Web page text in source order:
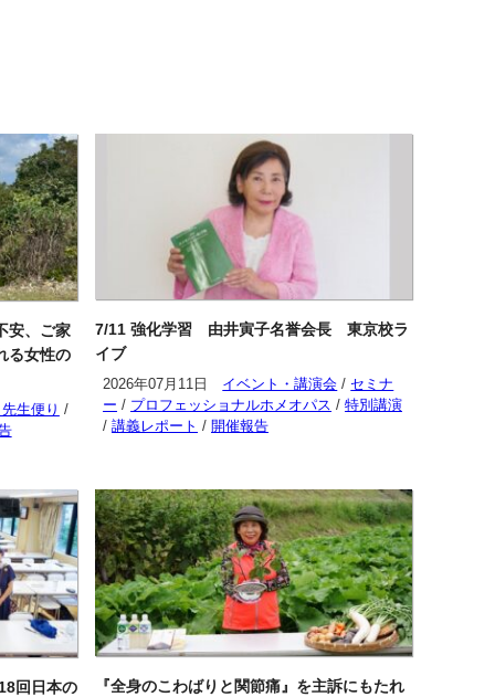
安、ご家
る女性の
生便り /
7/11 強化学習 由井寅子名誉会長 東京校ラ
イブ
2026年07月11日 イベント・講演会 / セミナ
ー / プロフェッショナルホメオパス /特別講演
/講義レポート /開催報告
回日本の
『全身のこわばりと関節痛』を主訴にもたれ